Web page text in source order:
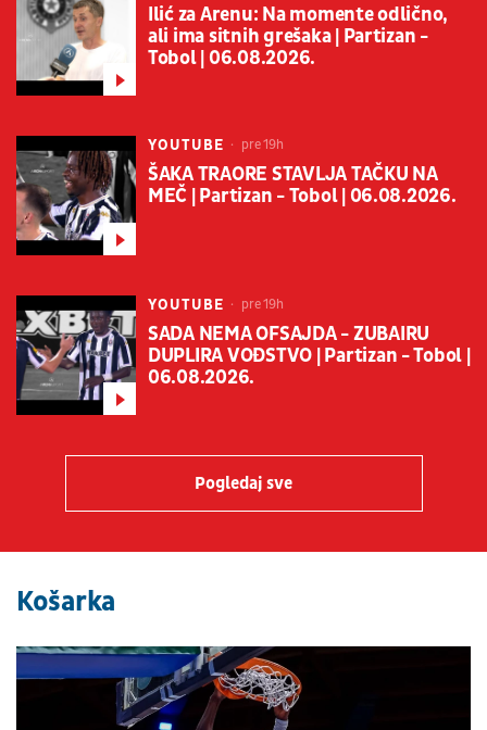
Ilić za Arenu: Na momente odlično,
ali ima sitnih grešaka | Partizan -
Tobol | 06.08.2026.
YOUTUBE pre 19h
ŠAKA TRAORE STAVLJA TAČKU NA
MEČ | Partizan - Tobol | 06.08.2026.
YOUTUBE pre 19h
SADA NEMA OFSAJDA - ZUBAIRU
DUPLIRA VOĐSTVO | Partizan - Tobol |
06.08.2026.
Pogledaj sve
Košarka